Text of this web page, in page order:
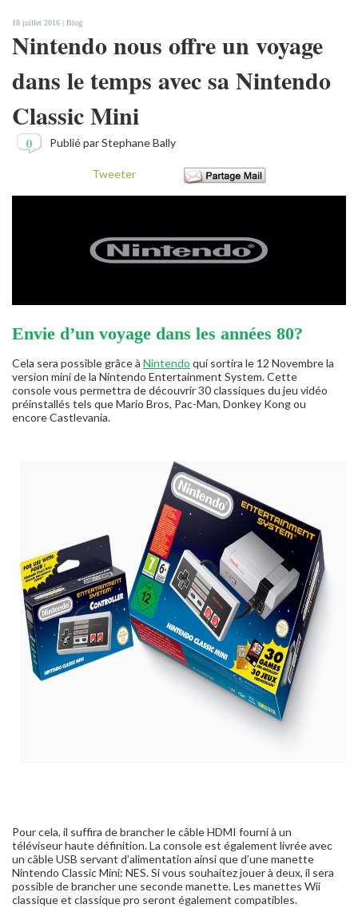
18 juillet 2016 | Blog
Nintendo nous offre un voyage
dans le temps avec sa Nintendo
Classic Mini
Publié par Stephane Bally
0
Tweeter
Envie d’un voyage dans les années 80?
Cela sera possible grâce à Nintendo qui sortira le 12 Novembre la
version mini de la Nintendo Entertainment System. Cette
console vous permettra de découvrir 30 classiques du jeu vidéo
préinstallés tels que Mario Bros, Pac-Man, Donkey Kong ou
encore Castlevania.
Pour cela, il suffira de brancher le câble HDMI fourni à un
téléviseur haute définition. La console est également livrée avec
un câble USB servant d’alimentation ainsi que d’une manette
Nintendo Classic Mini: NES. Si vous souhaitez jouer à deux, il sera
possible de brancher une seconde manette. Les manettes Wii
classique et classique pro seront également compatibles.